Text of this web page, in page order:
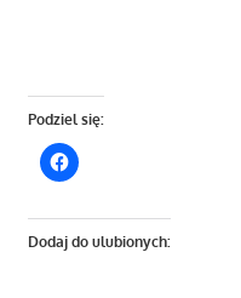
Podziel się:
Dodaj do ulubionych: